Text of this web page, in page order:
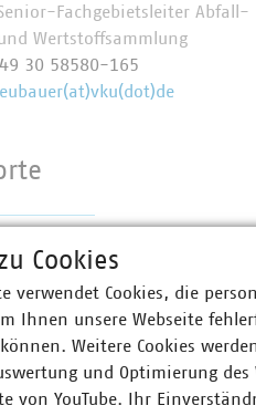
Fachgebietsleiter Abfall-
Wertstoffsammlung
30 58580-165
und
Cookies
verwendet Cookies, die
Ihnen unsere Webseite
Weitere Cookies
und Optimierung
von YouTube. Ihr